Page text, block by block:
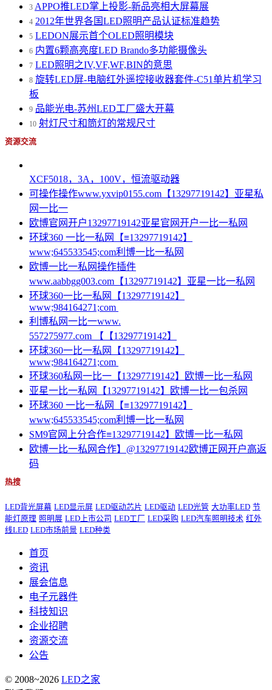
3 APPO推LED掌上投影-新品亮相大屏幕展
4 2012年世界各国LED照明产品认证标准趋势
5 LEDON展示首个OLED照明模块
6 内置6颗高亮度LED Brando多功能摄像头
7 LED照明之IV,VF,WF,BIN的意思
8 旋转LED屏-电脑红外遥控接收器套件-C51单片机学习
板
9 品能光电-苏州LED工厂盛大开幕
10 射灯尺寸和筒灯的常规尺寸
资源交流
XCF5018，3A，100V，恒流驱动器
可操作操作www.yxvip0155.com【13297719142】亚星私
网一比一
欧博官网开户13297719142亚星官网开户一比一私网
环球360 一比一私网【≡13297719142】
www;645533545;com利博一比一私网
欧博一比一私网操作插件
www.aabbgg003.com【13297719142】亚星一比一私网
环球360一比一私网【13297719142】
www;984164271;com
利博私网一比一www.
557275977.com 【【13297719142】
环球360一比一私网【13297719142】
www;984164271;com
环球360私网一比一【13297719142】欧博一比一私网
亚星一比一私网【13297719142】欧博一比一包杀网
环球360 一比一私网【≡13297719142】
www;645533545;com利博一比一私网
SM9官网上分合作≡13297719142】欧博一比一私网
欧博一比一私网合作】@13297719142欧博正网开户高返
码
热搜
LED背光屏幕 LED显示屏 LED驱动芯片 LED驱动 LED光管 大功率LED 节
能灯原理 照明展 LED上市公司 LED工厂 LED采购 LED汽车照明技术 红外
线LED LED市场前景 LED种类
首页
资讯
展会信息
电子元器件
科技知识
企业招聘
资源交流
公告
© 2008~2026 LED之家